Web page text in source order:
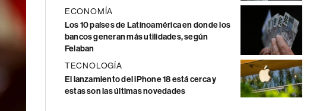
ECONOMÍA
Los 10 países de Latinoamérica en donde los
bancos generan más utilidades, según
Felaban
TECNOLOGÍA
El lanzamiento del iPhone 18 está cerca y
estas son las últimas novedades